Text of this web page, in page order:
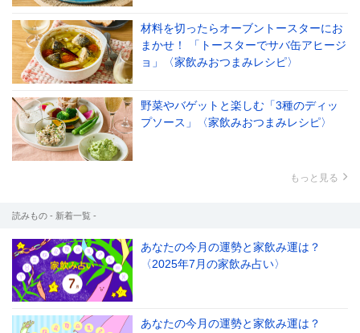
材料を切ったらオーブントースターにお
まかせ！ 「トースターでサバ缶アヒージ
ョ」〈家飲みおつまみレシピ〉
野菜やバゲットと楽しむ「3種のディッ
プソース」〈家飲みおつまみレシピ〉
もっと見る
読みもの - 新着一覧 -
あなたの今月の運勢と家飲み運は？
〈2025年7月の家飲み占い〉
あなたの今月の運勢と家飲み運は？